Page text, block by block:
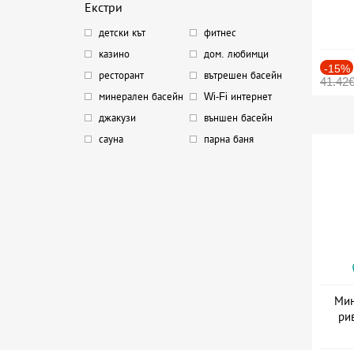
Екстри
детски кът
фитнес
казино
дом. любимци
ресторант
вътрешен басейн
минерален басейн
Wi-Fi интернет
джакузи
външен басейн
сауна
парна баня
-15%
41.42€